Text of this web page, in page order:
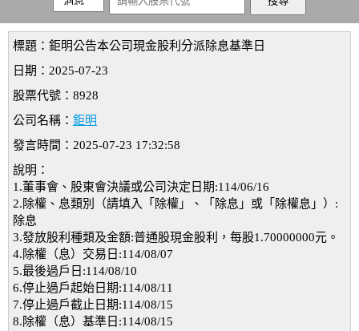
標題：鉅明公告本公司現金股利分派除息基準日
日期：2025-07-23
股票代號：8928
公司名稱： 鉅明
發言時間：2025-07-23 17:32:58
說明：
1.董事會、股東會決議或公司決定日期:114/06/16
2.除權、息類別（請填入「除權」、「除息」或「除權息」）:
除息
3.發放股利種類及金額:普通股現金股利，每股1.70000000元。
4.除權（息）交易日:114/08/07
5.最後過戶日:114/08/10
6.停止過戶起始日期:114/08/11
7.停止過戶截止日期:114/08/15
8.除權（息）基準日:114/08/15